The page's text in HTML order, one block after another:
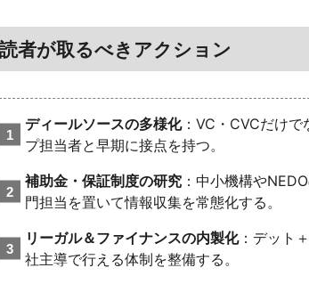
読者が取るべきアクション
ディールソースの多様化：VC・CVCだけで
プ担当者と早期に接点を持つ。
補助金・保証制度の研究 ：中小機構や
門担当を置いて情報収集を常態化する。
リーガル＆ファイナンスの内製化：デット
社主導で行える体制を整備する。